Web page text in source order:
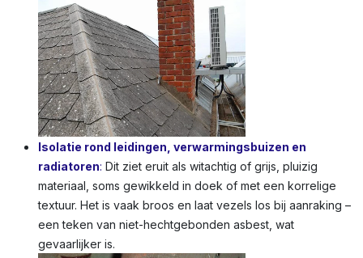
Isolatie rond leidingen, verwarmingsbuizen en
radiatoren: Dit ziet eruit als witachtig of grijs, pluizig
materiaal, soms gewikkeld in doek of met een korrelige
textuur. Het is vaak broos en laat vezels los bij aanraking –
een teken van niet-hechtgebonden asbest, wat
gevaarlijker is.